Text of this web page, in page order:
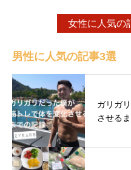
女性に人気の
男性に人気の記事3選
ガリガ
させる